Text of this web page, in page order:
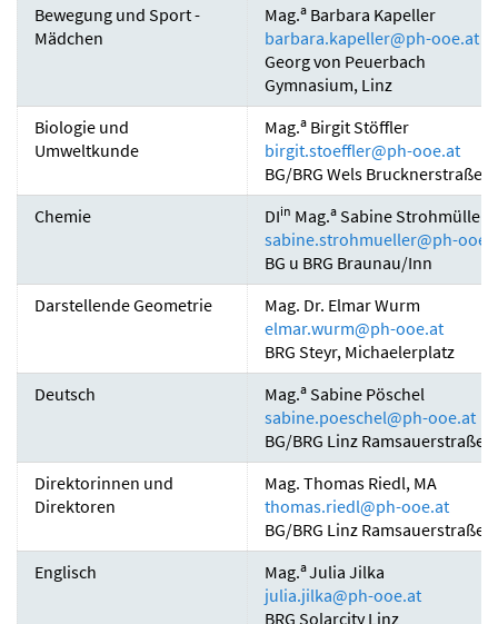
Bewegung und Sport -
Mädchen
Mag.a Barbara Kapeller
barbara.kapeller@ph-ooe.at
Georg von Peuerbach
Gymnasium, Linz
Biologie und
Umweltkunde
Mag.a Birgit Stöffler
birgit.stoeffler@ph-ooe.at
BG/BRG Wels Brucknerstraße
Chemie
DIin Mag.a Sabine Strohmüller
sabine.strohmueller@ph-
BG u BRG Braunau/Inn
Darstellende Geometrie
Mag. Dr. Elmar Wurm
elmar.wurm@ph-ooe.at
BRG Steyr, Michaelerplatz
Deutsch
Mag.a Sabine Pöschel
sabine.poeschel@ph-ooe.at
BG/BRG Linz Ramsauerstraße
Direktorinnen und
Direktoren
Mag. Thomas Riedl, MA
thomas.riedl@ph-ooe.at
BG/BRG Linz Ramsauerstraße
Englisch
Mag.aJulia Jilka
julia.jilka@ph-ooe.at
BRG Solarcity Linz